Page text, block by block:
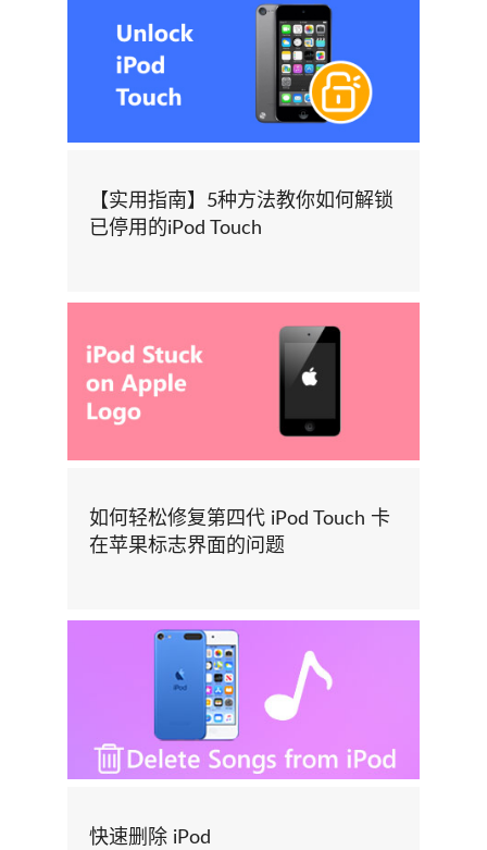
【实用指南】5种方法教你如何解锁
已停用的iPod Touch
如何轻松修复第四代 iPod Touch 卡
在苹果标志界面的问题
快速删除 iPod